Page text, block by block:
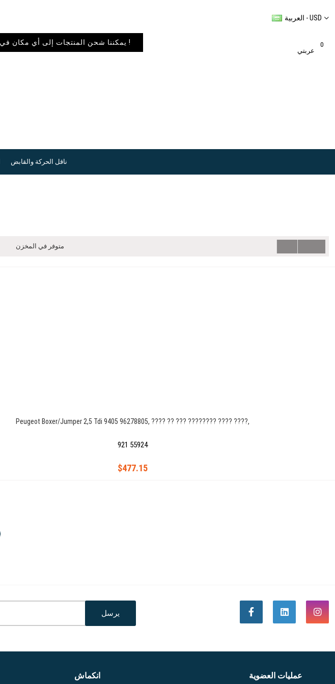
يمكننا شحن المنتجات إلى أي مكان في العالم. يمكنك الاطلاع على خيارات الشحن في عربة التسوق الخاصة بك !
العربية - USD
عربتي
0
ناقل الحركة والقابض
متوفر في المخزن
Peugeot Boxer/Jumper 2,5 Tdi 9405 96278805, ???? ?? ??? ???????? ???? ????,
921 55924
$477.15
يرسل
انكماش عمليات العضوية